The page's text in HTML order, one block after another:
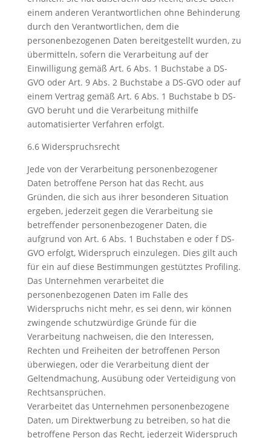
einem anderen Verantwortlichen ohne Behinderung
durch den Verantwortlichen, dem die
personenbezogenen Daten bereitgestellt wurden, zu
übermitteln, sofern die Verarbeitung auf der
Einwilligung gemäß Art. 6 Abs. 1 Buchstabe a DS-
GVO oder Art. 9 Abs. 2 Buchstabe a DS-GVO oder auf
einem Vertrag gemäß Art. 6 Abs. 1 Buchstabe b DS-
GVO beruht und die Verarbeitung mithilfe
automatisierter Verfahren erfolgt.
6.6 Widerspruchsrecht
Jede von der Verarbeitung personenbezogener
Daten betroffene Person hat das Recht, aus
Gründen, die sich aus ihrer besonderen Situation
ergeben, jederzeit gegen die Verarbeitung sie
betreffender personenbezogener Daten, die
aufgrund von Art. 6 Abs. 1 Buchstaben e oder f DS-
GVO erfolgt, Widerspruch einzulegen. Dies gilt auch
für ein auf diese Bestimmungen gestütztes Profiling.
Das Unternehmen verarbeitet die
personenbezogenen Daten im Falle des
Widerspruchs nicht mehr, es sei denn, wir können
zwingende schutzwürdige Gründe für die
Verarbeitung nachweisen, die den Interessen,
Rechten und Freiheiten der betroffenen Person
überwiegen, oder die Verarbeitung dient der
Geltendmachung, Ausübung oder Verteidigung von
Rechtsansprüchen.
Verarbeitet das Unternehmen personenbezogene
Daten, um Direktwerbung zu betreiben, so hat die
betroffene Person das Recht, jederzeit Widerspruch